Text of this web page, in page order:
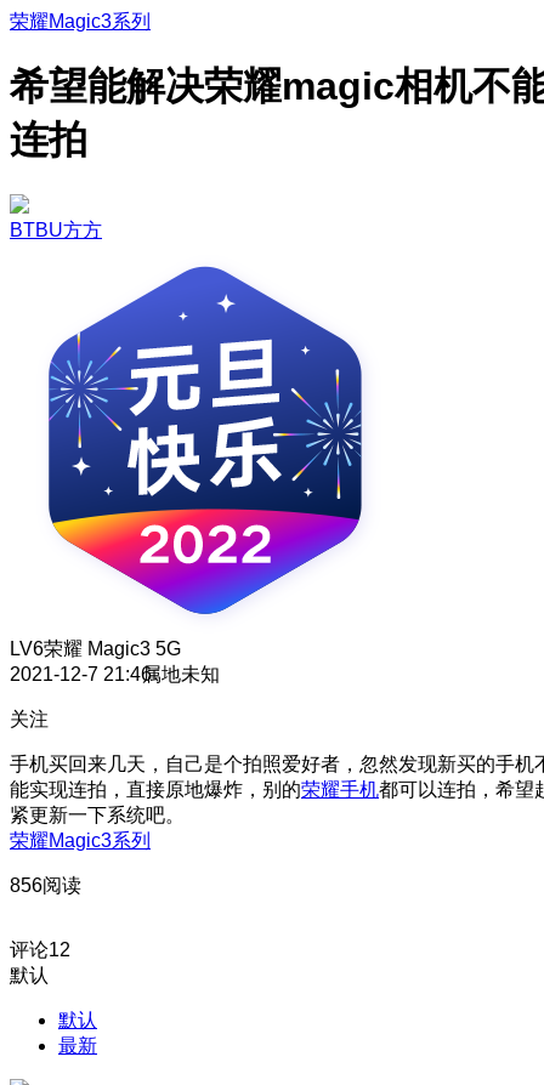
荣耀Magic3系列
希望能解决荣耀magic相机不
连拍
BTBU方方
LV6荣耀 Magic3 5G
2021-12-7 21:46属地未知
关注
手机买回来几天，自己是个拍照爱好者，忽然发现新买的手机
能实现连拍，直接原地爆炸，别的荣耀手机都可以连拍，希望
紧更新一下系统吧。
荣耀Magic3系列
856阅读
评论12
默认
默认
最新